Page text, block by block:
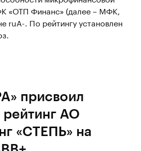
«ОТП Финанс» (далее – МФК,
ruA-. По рейтингу установлен
присвоил
АО
«СТЕПЬ» на